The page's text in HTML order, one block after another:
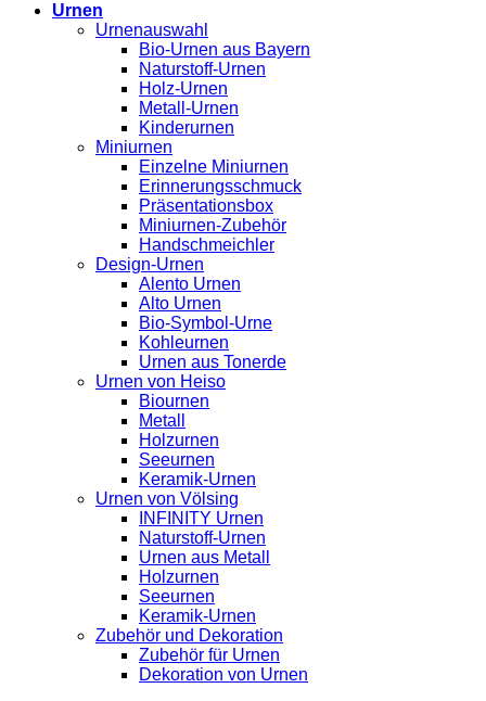
Urnen
Urnenauswahl
Bio-Urnen aus Bayern
Naturstoff-Urnen
Holz-Urnen
Metall-Urnen
Kinderurnen
Miniurnen
Einzelne Miniurnen
Erinnerungsschmuck
Präsentationsbox
Miniurnen-Zubehör
Handschmeichler
Design-Urnen
Alento Urnen
Alto Urnen
Bio-Symbol-Urne
Kohleurnen
Urnen aus Tonerde
Urnen von Heiso
Biournen
Metall
Holzurnen
Seeurnen
Keramik-Urnen
Urnen von Völsing
INFINITY Urnen
Naturstoff-Urnen
Urnen aus Metall
Holzurnen
Seeurnen
Keramik-Urnen
Zubehör und Dekoration
Zubehör für Urnen
Dekoration von Urnen